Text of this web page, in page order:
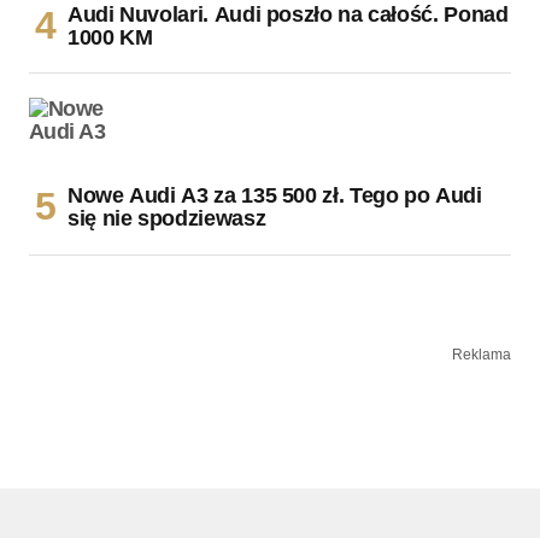
Audi Nuvolari. Audi poszło na całość. Ponad
1000 KM
Nowe Audi A3 za 135 500 zł. Tego po Audi
się nie spodziewasz
Reklama